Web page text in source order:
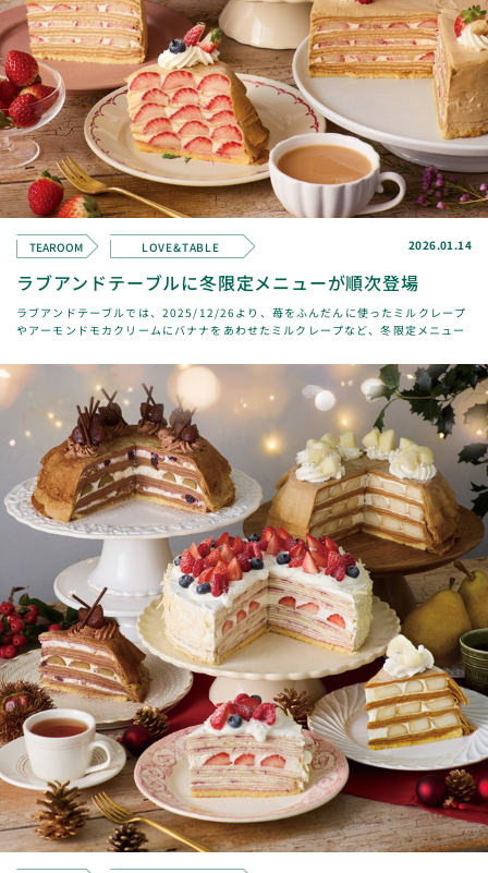
ラブアンドテーブルに冬限定メニューが順次登場
ラブアンドテーブルでは、2025/12/26より、苺をふんだんに使ったミルクレープ
やアーモンドモカクリームにバナナをあわせたミルクレープなど、冬限定メニュー
2026.01.14
TEAROOM LOVE&TABLE